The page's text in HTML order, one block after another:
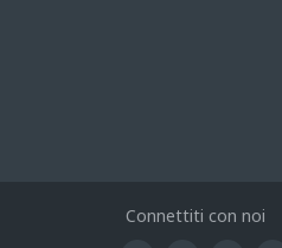
Connettiti con noi